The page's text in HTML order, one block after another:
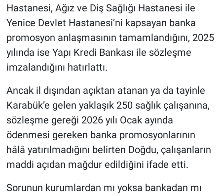
Hastanesi, Ağız ve Diş Sağlığı Hastanesi ile
Yenice Devlet Hastanesi’ni kapsayan banka
promosyon anlaşmasının tamamlandığını, 2025
yılında ise Yapı Kredi Bankası ile sözleşme
imzalandığını hatırlattı.
Ancak il dışından açıktan atanan ya da tayinle
Karabük’e gelen yaklaşık 250 sağlık çalışanına,
sözleşme gereği 2026 yılı Ocak ayında
ödenmesi gereken banka promosyonlarının
hâlâ yatırılmadığını belirten Doğdu, çalışanların
maddi açıdan mağdur edildiğini ifade etti.
Sorunun kurumlardan mı yoksa bankadan mı